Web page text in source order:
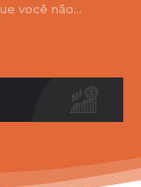
você não...